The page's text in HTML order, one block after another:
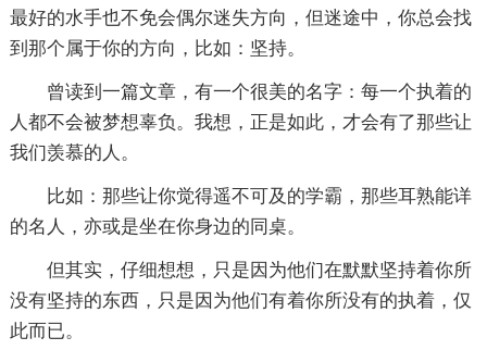
最好的水手也不免会偶尔迷失方向，但迷途中，你总会找
到那个属于你的方向，比如：坚持。
曾读到一篇文章，有一个很美的名字：每一个执着的
人都不会被梦想辜负。我想，正是如此，才会有了那些让
我们羡慕的人。
比如：那些让你觉得遥不可及的学霸，那些耳熟能详
的名人，亦或是坐在你身边的同桌。
但其实，仔细想想，只是因为他们在默默坚持着你所
没有坚持的东西，只是因为他们有着你所没有的执着，仅
此而已。